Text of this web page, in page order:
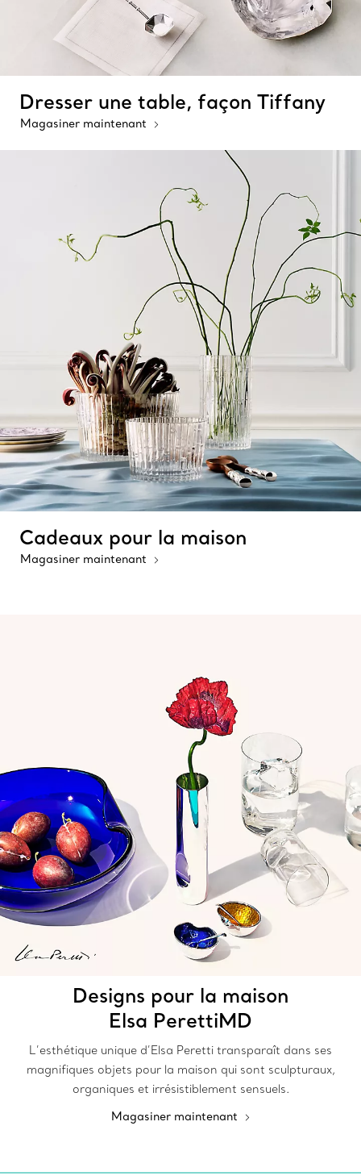
Dresser une table, façon Tiffany
Magasiner maintenant
Cadeaux pour la maison
Magasiner maintenant
Designs pour la maison
Elsa PerettiMD
L’esthétique unique d’Elsa Peretti transparaît dans ses
magnifiques objets pour la maison qui sont sculpturaux,
organiques et irrésistiblement sensuels.
Magasiner maintenant